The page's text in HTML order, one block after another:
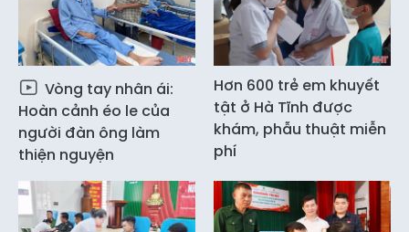
Vòng tay nhân ái:
Hoàn cảnh éo le của
người đàn ông làm
thiện nguyện
Hơn 600 trẻ em khuyết
tật ở Hà Tĩnh được
khám, phẫu thuật miễn
phí